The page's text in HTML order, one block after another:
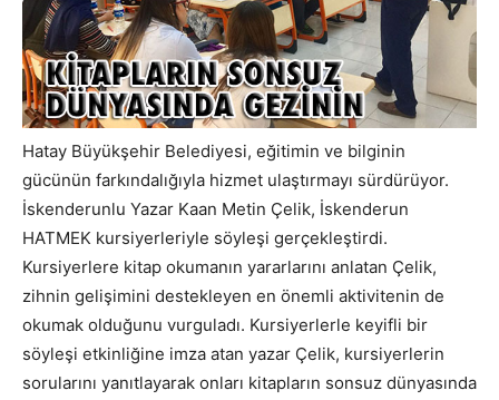
Hatay Büyükşehir Belediyesi, eğitimin ve bilginin
gücünün farkındalığıyla hizmet ulaştırmayı sürdürüyor.
İskenderunlu Yazar Kaan Metin Çelik, İskenderun
HATMEK kursiyerleriyle söyleşi gerçekleştirdi.
Kursiyerlere kitap okumanın yararlarını anlatan Çelik,
zihnin gelişimini destekleyen en önemli aktivitenin de
okumak olduğunu vurguladı. Kursiyerlerle keyifli bir
söyleşi etkinliğine imza atan yazar Çelik, kursiyerlerin
sorularını yanıtlayarak onları kitapların sonsuz dünyasında